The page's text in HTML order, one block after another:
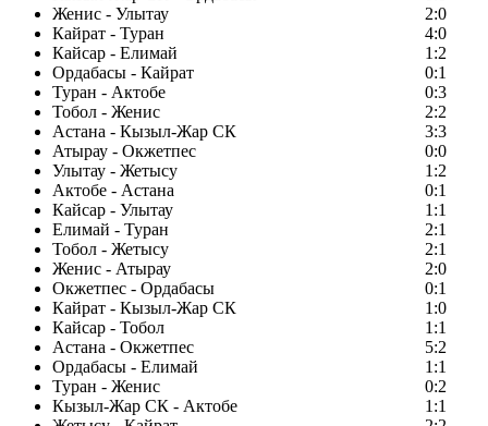
Женис - Улытау
2:0
Кайрат - Туран
4:0
Кайсар - Елимай
1:2
Ордабасы - Кайрат
0:1
Туран - Актобе
0:3
Тобол - Женис
2:2
Астана - Кызыл-Жар СК
3:3
Атырау - Окжетпес
0:0
Улытау - Жетысу
1:2
Актобе - Астана
0:1
Кайсар - Улытау
1:1
Елимай - Туран
2:1
Тобол - Жетысу
2:1
Женис - Атырау
2:0
Окжетпес - Ордабасы
0:1
Кайрат - Кызыл-Жар СК
1:0
Кайсар - Тобол
1:1
Астана - Окжетпес
5:2
Ордабасы - Елимай
1:1
Туран - Женис
0:2
Кызыл-Жар СК - Актобе
1:1